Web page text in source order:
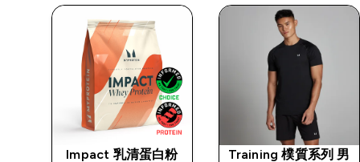
Impact 乳清蛋白粉
Training 樸質系列 男